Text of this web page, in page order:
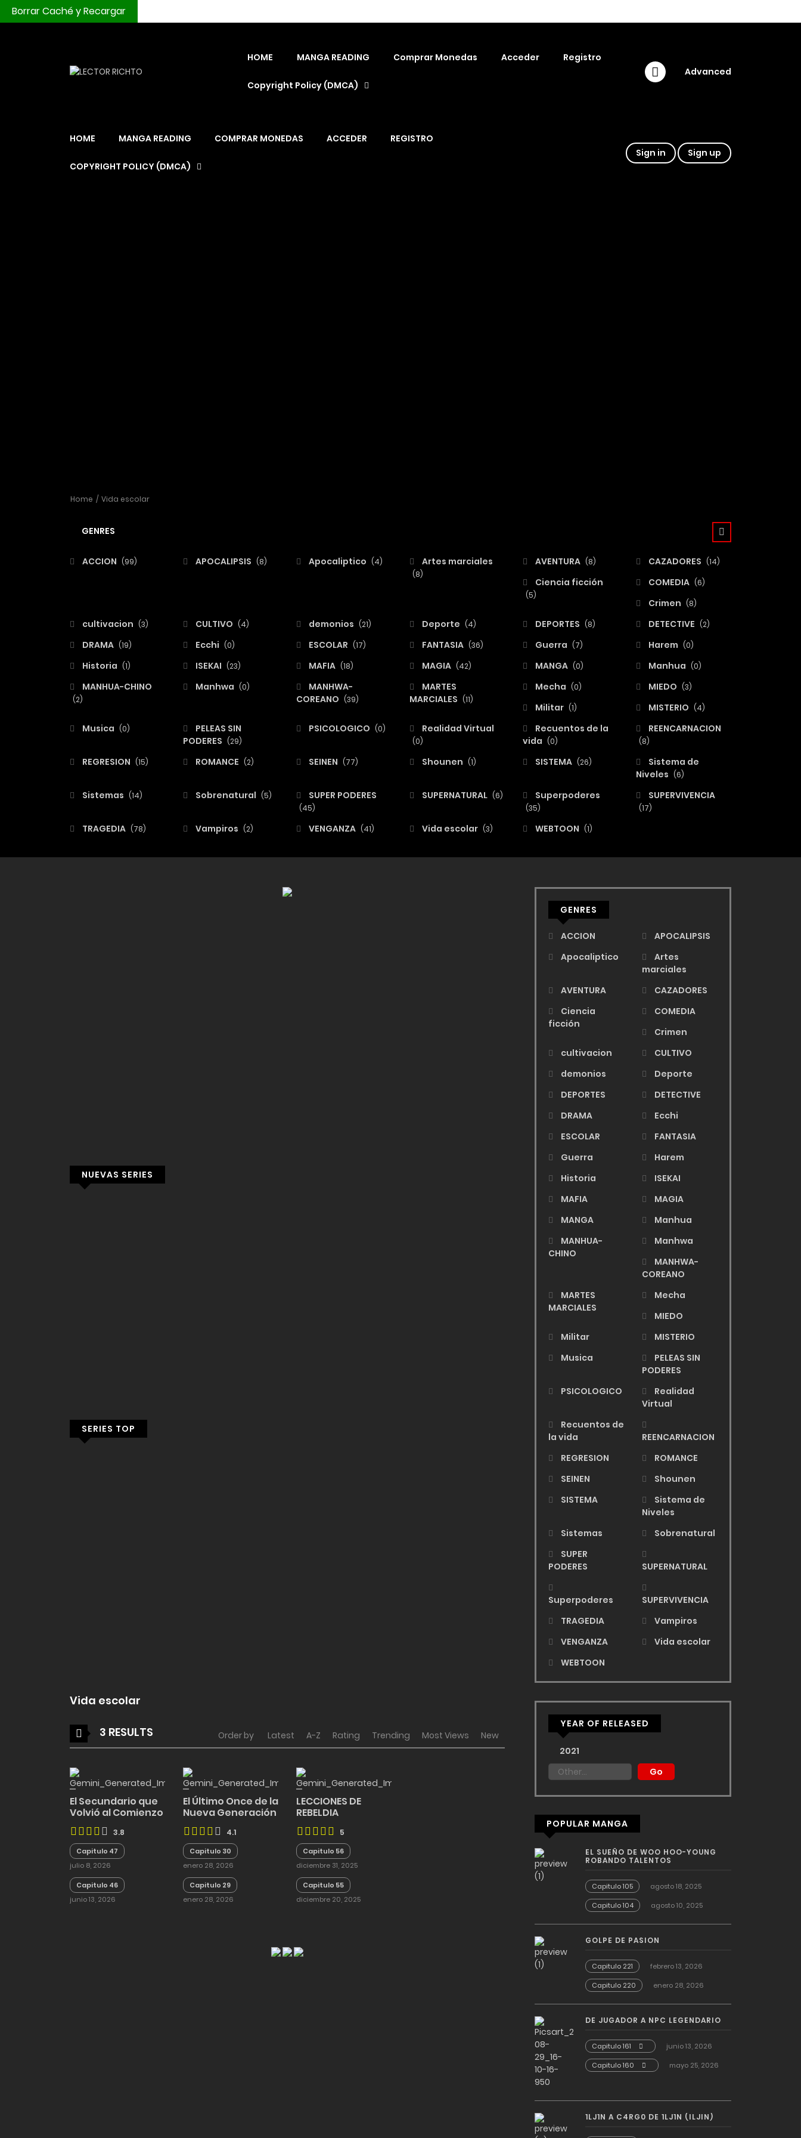
Borrar Caché y Recargar
HOME MANGA READING Comprar Monedas Acceder Registro
Copyright Policy (DMCA)
Advanced
HOME MANGA READING COMPRAR MONEDAS ACCEDER REGISTRO
COPYRIGHT POLICY (DMCA)
Sign in Sign up
Home Vida escolar
GENRES
ACCION (99) APOCALIPSIS (8) Apocaliptico (4) Artes marciales
(8)
AVENTURA (8) CAZADORES (14)
Ciencia ficción
(5)
COMEDIA (6)
Crimen (8)
cultivacion (3) CULTIVO (4) demonios (21) Deporte (4) DEPORTES (8) DETECTIVE (2)
DRAMA (19) Ecchi (0) ESCOLAR (17) FANTASIA (36) Guerra (7) Harem (0)
Historia (1) ISEKAI (23) MAFIA (18) MAGIA (42) MANGA (0) Manhua (0)
MANHUA-CHINO
(2)
Manhwa (0)
MANHWA-
COREANO (39)
MARTES
MARCIALES (11)
Mecha (0) MIEDO (3)
Militar (1) MISTERIO (4)
Musica (0)
PELEAS SIN
PODERES (29)
PSICOLOGICO (0) Realidad Virtual
(0)
Recuentos de la
vida (0)
REENCARNACION
(8)
REGRESION (15) ROMANCE (2) SEINEN (77) Shounen (1) SISTEMA (26)
Sistema de
Niveles (6)
Sistemas (14) Sobrenatural (5) SUPER PODERES
(45)
SUPERNATURAL (6) Superpoderes
(35)
SUPERVIVENCIA
(17)
TRAGEDIA (78) Vampiros (2) VENGANZA (41) Vida escolar (3) WEBTOON (1)
NUEVAS SERIES
SERIES TOP
Vida escolar
3 RESULTS Order by Latest A-Z Rating Trending Most Views New
El Secundario que
Volvió al Comienzo
3.8
Capitulo 47
julio 8, 2026
Capitulo 46
junio 13, 2026
El Último Once de la
Nueva Generación
4.1
Capitulo 30
enero 28, 2026
Capitulo 29
enero 28, 2026
LECCIONES DE
REBELDIA
5
Capitulo 56
diciembre 31, 2025
Capitulo 55
diciembre 20, 2025
GENRES
ACCION
APOCALIPSIS
Apocaliptico
Artes
marciales
AVENTURA
CAZADORES
Ciencia
ficción
COMEDIA
Crimen
cultivacion
CULTIVO
demonios
Deporte
DEPORTES
DETECTIVE
DRAMA
Ecchi
ESCOLAR
FANTASIA
Guerra
Harem
Historia
ISEKAI
MAFIA
MAGIA
MANGA
Manhua
MANHUA-
CHINO
Manhwa
MANHWA-
COREANO
MARTES
MARCIALES
Mecha
MIEDO
Militar
MISTERIO
Musica
PELEAS SIN
PODERES
PSICOLOGICO
Realidad
Virtual
Recuentos de
la vida
REENCARNACION
REGRESION
ROMANCE
SEINEN
Shounen
SISTEMA
Sistema de
Niveles
Sistemas
Sobrenatural
SUPER
PODERES
SUPERNATURAL
Superpoderes
SUPERVIVENCIA
TRAGEDIA
Vampiros
VENGANZA
Vida escolar
WEBTOON
YEAR OF RELEASED
2021
POPULAR MANGA
EL SUEÑO DE WOO HOO-YOUNG
ROBANDO TALENTOS
Capitulo 105
agosto 18, 2025
Capitulo 104
agosto 10, 2025
GOLPE DE PASION
Capitulo 221
febrero 13, 2026
Capitulo 220
enero 28, 2026
DE JUGADOR A NPC LEGENDARIO
Capitulo 161
junio 13, 2026
Capitulo 160
mayo 25, 2026
1LJ1N A C4RG0 DE 1LJ1N (ILJIN)